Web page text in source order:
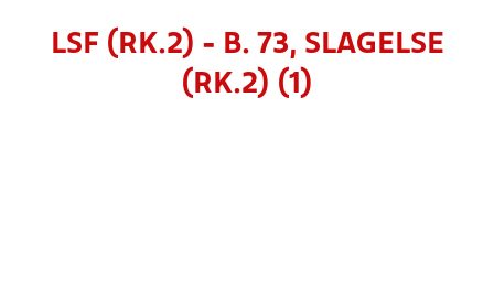
LSF (RK.2) - B. 73, SLAGELSE
(RK.2) (1)